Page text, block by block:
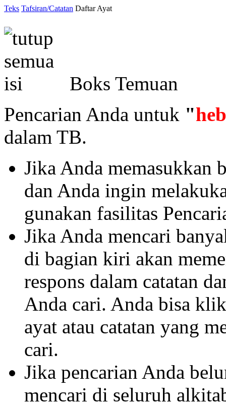
Teks Tafsiran/Catatan Daftar Ayat
Boks Temuan
Pencarian Anda untuk "
dalam TB.
Jika Anda memasukkan
dan Anda ingin
gunakan fasilitas
Jika Anda mencari
di bagian kiri akan
respons dalam catatan
Anda cari. Anda bisa
ayat atau catatan yang
cari.
Jika pencarian Anda
mencari di seluruh